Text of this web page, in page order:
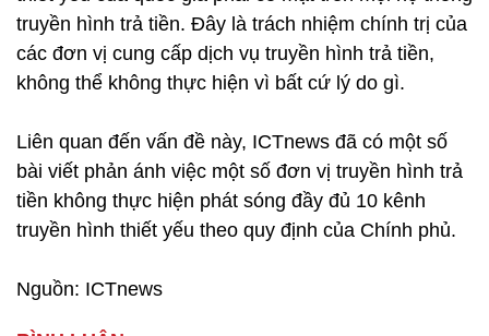
truyền hình trả tiền. Đây là trách nhiệm chính trị của
các đơn vị cung cấp dịch vụ truyền hình trả tiền,
không thể không thực hiện vì bất cứ lý do gì.
Liên quan đến vấn đề này, ICTnews đã có một số
bài viết phản ánh việc một số đơn vị truyền hình trả
tiền không thực hiện phát sóng đầy đủ 10 kênh
truyền hình thiết yếu theo quy định của Chính phủ.
Nguồn: ICTnews